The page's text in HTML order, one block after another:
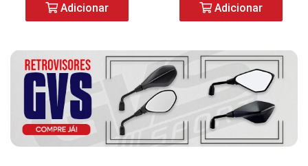
Adicionar Adicionar